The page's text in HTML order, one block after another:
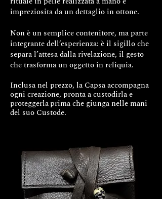
Dettagli
realizzato a mano
Struttura a cascata ispirata alle
cotte di maglia medievali
Lavorazione iperrealista con
Maglie rifinite singolarmente
Ossidazione artigianale per
profondità e carattere
Gioiello pensato per eventi e
Tempi di realizzazione: circa 15–
20 giorni lavorativi
impreziosita da un dettaglio in ottone.
Non è un semplice contenitore, ma parte
integrante dell’esperienza: è il sigillo che
separa l’attesa dalla rivelazione, il gesto
che trasforma un oggetto in reliquia.
Inclusa nel prezzo, la Capsa accompagna
ogni creazione, pronta a custodirla e
proteggerlaprima che giunga nelle mani
del suo Custode.